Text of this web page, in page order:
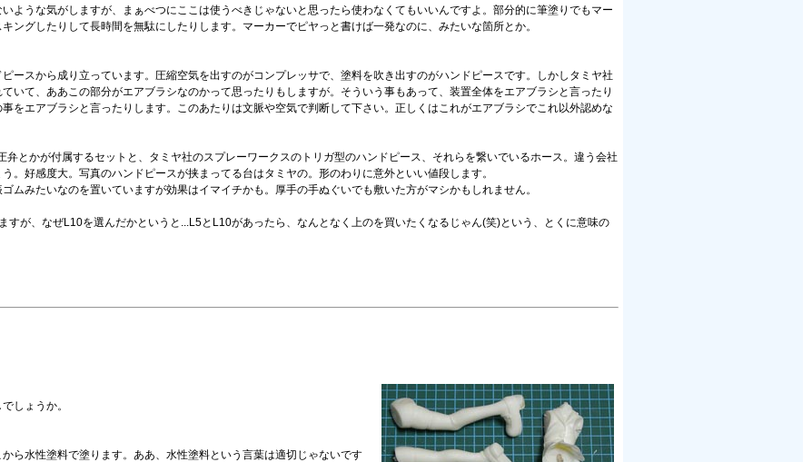
ような気がしますが、まぁべつにここは使うべきじゃないと思ったら使わなくてもいいんですよ。部分的に筆塗りでもマー
ングしたりして長時間を無駄にしたりします。マーカーでピヤっと書けば一発なのに、みたいな箇所とか。
ースから成り立っています。圧縮空気を出すのがコンプレッサで、塗料を吹き出すのがハンドピースです。しかしタミヤ社
いて、ああこの部分がエアブラシなのかって思ったりもしますが。そういう事もあって、装置全体をエアブラシと言ったり
をエアブラシと言ったりします。このあたりは文脈や空気で判断して下さい。正しくはこれがエアブラシでこれ以外認めな
とかが付属するセットと、タミヤ社のスプレーワークスのトリガ型のハンドピース、それらを繋いでいるホース。違う会社
。好感度大。写真のハンドピースが挟まってる台はタミヤの。形のわりに意外といい値段します。
ムみたいなのを置いていますが効果はイマイチかも。厚手の手ぬぐいでも敷いた方がマシかもしれません。
が、なぜL10を選んだかというと...L5とL10があったら、なんとなく上のを買いたくなるじゃん(笑)という、とくに意味の
しょうか。
ら水性塗料で塗ります。ああ、水性塗料という言葉は適切じゃないです